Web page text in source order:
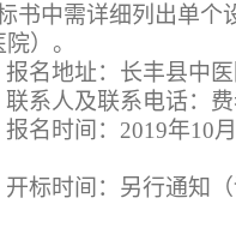
书中需详细列出单个
）。
报名地址：长丰县中
联系人及联系电话：
报名时间：2019年10月
开标时间：另行通知（